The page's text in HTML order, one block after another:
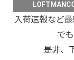
入荷速報など
で
是非、